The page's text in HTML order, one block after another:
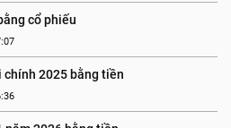
cổ phiếu
chính 2025 bằng tiền